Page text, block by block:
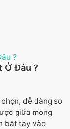
Ở Đâu ?
dễ dàng so
giữa mong
bắt tay vào